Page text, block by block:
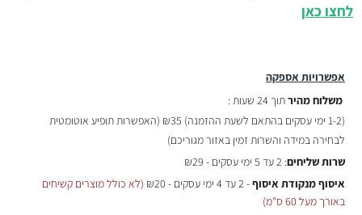
אפשרויות אספקה
משלוח מהירתוך 24 שעות :
(1-2 ימי עסקים בהתאם לשעת ההזמנה)
₪35 (האפשרות תופיע אוטומטית
לבחירה במידה והשרות זמין באזור מגוריכם)
שרות שליחים: 2 עד 5 ימי עסקים - ₪29
איסוף מנקודת איסוף- 2 עד 4 ימי עסקים - ₪20
(לא כולל מוצרים קשיחים
באורך מעל 60 ס"מ)
לחצו כאן